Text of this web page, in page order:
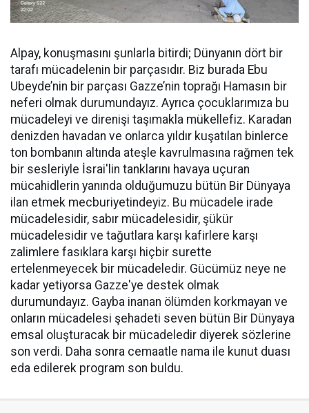
Alpay, konuşmasını şunlarla bitirdi; Dünyanın dört bir
tarafı mücadelenin bir parçasıdır. Biz burada Ebu
Ubeyde’nin bir parçası Gazze’nin toprağı Hamasın bir
neferi olmak durumundayız. Ayrıca çocuklarımıza bu
mücadeleyi ve direnişi taşımakla mükellefiz. Karadan
denizden havadan ve onlarca yıldır kuşatılan binlerce
ton bombanın altında ateşle kavrulmasına rağmen tek
bir sesleriyle İsrai'lin tanklarını havaya uçuran
mücahidlerin yanında olduğumuzu bütün Bir Dünyaya
ilan etmek mecburiyetindeyiz. Bu mücadele irade
mücadelesidir, sabır mücadelesidir, şükür
mücadelesidir ve tağutlara karşı kafirlere karşı
zalimlere fasıklara karşı hiçbir surette
ertelenmeyecek bir mücadeledir. Gücümüz neye ne
kadar yetiyorsa Gazze'ye destek olmak
durumundayız. Gayba inanan ölümden korkmayan ve
onların mücadelesi şehadeti seven bütün Bir Dünyaya
emsal oluşturacak bir mücadeledir diyerek sözlerine
son verdi. Daha sonra cemaatle nama ile kunut duası
eda edilerek program son buldu.